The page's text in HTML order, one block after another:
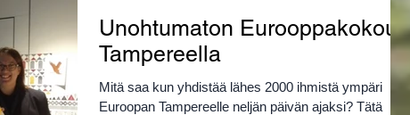
Unohtumaton Eurooppakokous
Tampereella
Mitä saa kun yhdistää lähes 2000 ihmistä ympäri
Euroopan Tampereelle neljän päivän ajaksi? Tätä